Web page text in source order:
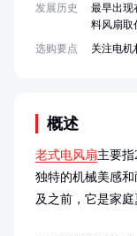
概述
老式电风扇主要
独特的机械美感
及之前，它是家庭
发展历史
最早出现
料风扇取
选购要点
关注电机